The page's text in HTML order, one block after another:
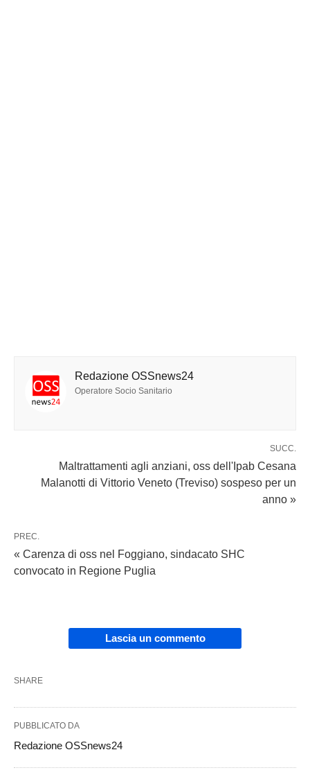
Redazione OSSnews24
Operatore Socio Sanitario
SUCC.
Maltrattamenti agli anziani, oss dell'Ipab Cesana
Malanotti di Vittorio Veneto (Treviso) sospeso per un
anno »
PREC.
« Carenza di oss nel Foggiano, sindacato SHC
convocato in Regione Puglia
Lascia un commento
SHARE
PUBBLICATO DA
Redazione OSSnews24